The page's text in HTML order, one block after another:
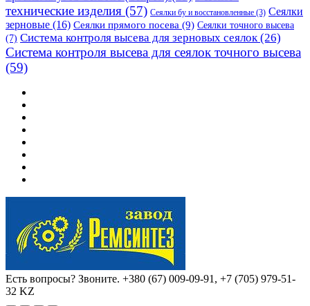
технические изделия (57) Сеялки бу и восстановленные (3) Сеялки
зерновые (16) Сеялки прямого посева (9) Сеялки точного высева
(7) Система контроля высева для зерновых сеялок (26)
Система контроля высева для сеялок точного высева
(59)
Есть вопросы? Звоните. +380 (67) 009-09-91, +7 (705) 979-51-
32 KZ